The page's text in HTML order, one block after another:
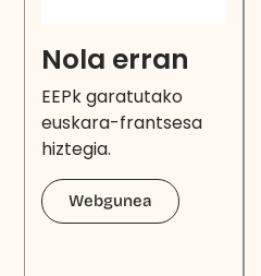
Nola erran
EEPk garatutako
euskara-frantsesa
hiztegia.
Webgunea